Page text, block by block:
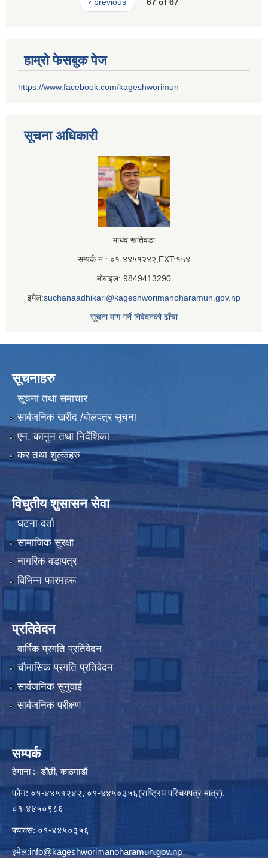
हाम्रो फेसबुक पेज
https://www.facebook.com/kageshworimun
सूचना अधिकारी
माधव खतिवडा
सम्पर्क नं.: ०१-४४५१२४२,EXT:१५४
मोबाइल: 9849413290
इमेल:suchanaadhikari@kageshworimanoharamun.gov.np
सूचना माग गर्ने निवेदनको ढाँचा
सूचनाहरु
सूचना तथा समाचार
सार्वजनिक खरीद /बोलपत्र सूचना
एन, कानुन तथा निर्देशिका
कर तथा शुल्कहरु
विधुतीय शुसासन सेवा
घटना दर्ता
सामाजिक सुरक्षा
नागरिक वडापत्र
विभिन्न फारमहरू
प्रतिवेदन
वार्षिक प्रगति प्रतिवेदन
चौमासिक प्रगति प्रतिवेदन
सार्वजनिक सुनुवाई
सार्वजनिक परीक्षण
सम्पर्क
ठेगाना :- डाँछी, काठमाडौं
फोन: ०१-४४५१२४२, ०१-४४५०३५६(राष्ट्रिय परिचयपत्र मात्र),
०१-४४५०९८६
फ्याक्स: ०१-४४५०३५६
इमेल:info@kageshworimanoharamun.gov.np